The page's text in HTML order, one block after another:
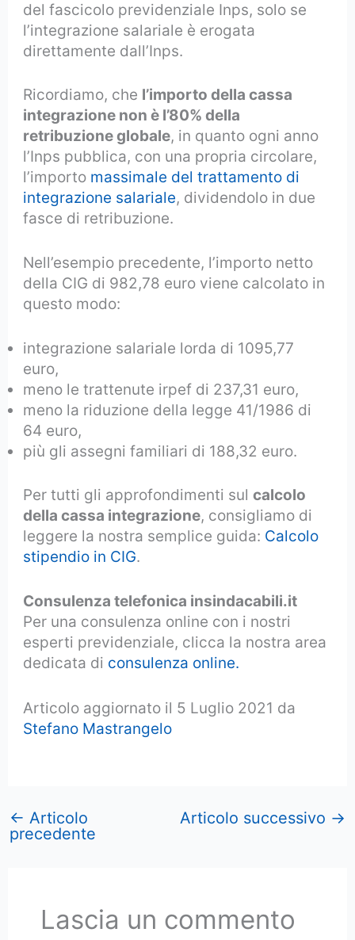
del fascicolo previdenziale Inps, solo se
l’integrazione salariale è erogata
direttamente dall’Inps.
Ricordiamo, che l’importo della cassa
integrazione non è l’80% della
retribuzione globale, in quanto ogni anno
l’Inps pubblica, con una propria circolare,
l’importo massimale del trattamento di
integrazione salariale, dividendolo in due
fasce di retribuzione.
Nell’esempio precedente, l’importo netto
della CIG di 982,78 euro viene calcolato in
questo modo:
integrazione salariale lorda di 1095,77
euro,
meno le trattenute irpef di 237,31 euro,
meno la riduzione della legge 41/1986 di
64 euro,
più gli assegni familiari di 188,32 euro.
Per tutti gli approfondimenti sulcalcolo
della cassa integrazione, consigliamo di
leggere la nostra semplice guida: Calcolo
stipendio in CIG.
Consulenza telefonica insindacabili.it
Per una consulenza online con i nostri
esperti previdenziale, clicca la nostra area
dedicata di consulenza online.
Articolo aggiornato il 5 Luglio 2021 da
Stefano Mastrangelo
← Articolo
precedente
Articolo successivo →
Lascia un commento